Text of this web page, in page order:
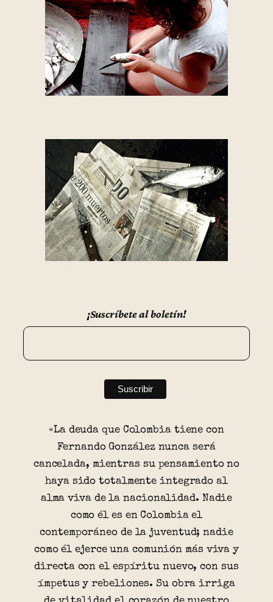
¡Suscríbete al boletín!
«La deuda que Colombia tiene con
Fernando González nunca será
cancelada, mientras su pensamiento no
haya sido totalmente integrado al
alma viva de la nacionalidad. Nadie
como él es en Colombia el
contemporáneo de la juventud; nadie
como él ejerce una comunión más viva y
directa con el espíritu nuevo, con sus
ímpetus y rebeliones. Su obra irriga